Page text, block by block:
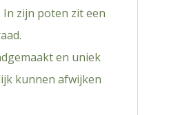
zijn poten zit een
en uniek
kunnen afwijken